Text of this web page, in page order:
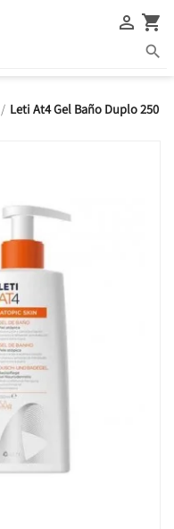

 
Leti At4 Gel Baño Duplo 250